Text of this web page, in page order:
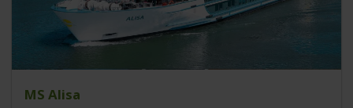
MS Alisa